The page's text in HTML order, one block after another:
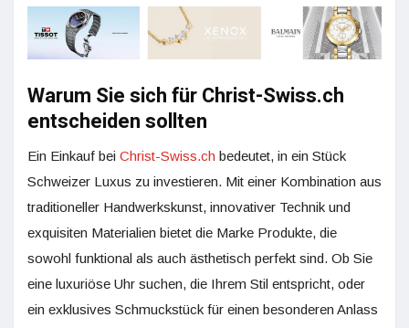
Warum Sie sich für Christ-Swiss.ch
entscheiden sollten
Ein Einkauf bei Christ-Swiss.ch bedeutet, in ein Stück
Schweizer Luxus zu investieren. Mit einer Kombination aus
traditioneller Handwerkskunst, innovativer Technik und
exquisiten Materialien bietet die Marke Produkte, die
sowohl funktional als auch ästhetisch perfekt sind. Ob Sie
eine luxuriöse Uhr suchen, die Ihrem Stil entspricht, oder
ein exklusives Schmuckstück für einen besonderen Anlass